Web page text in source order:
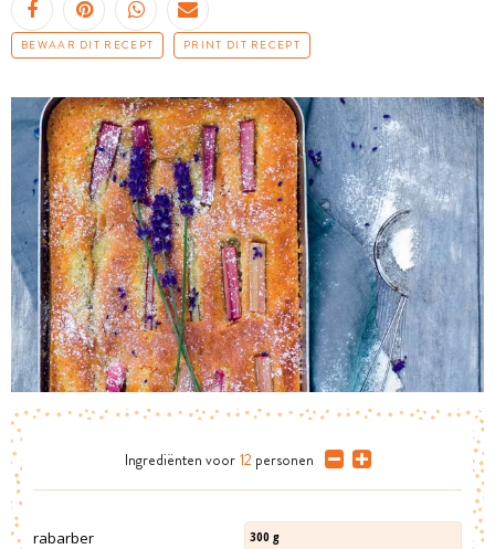
BEWAAR DIT RECEPT PRINT DIT RECEPT
Ingrediënten voor 12 personen
rabarber 300 g